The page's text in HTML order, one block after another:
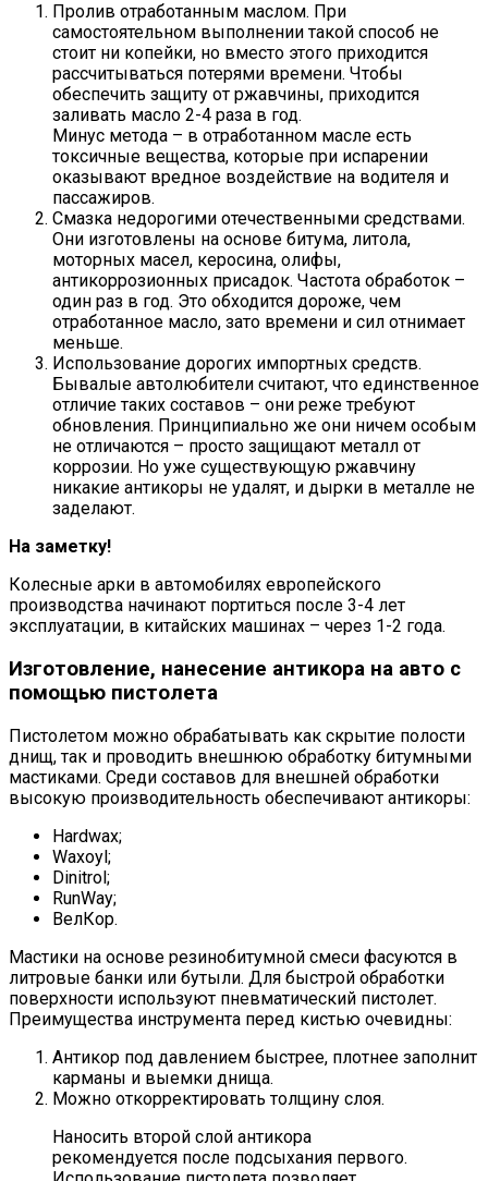
Пролив отработанным маслом. При
самостоятельном выполнении такой способ не
стоит ни копейки, но вместо этого приходится
рассчитываться потерями времени. Чтобы
обеспечить защиту от ржавчины, приходится
заливать масло 2-4 раза в год.
Минус метода – в отработанном масле есть
токсичные вещества, которые при испарении
оказывают вредное воздействие на водителя и
пассажиров.
Смазка недорогими отечественными средствами.
Они изготовлены на основе битума, литола,
моторных масел, керосина, олифы,
антикоррозионных присадок. Частота обработок –
один раз в год. Это обходится дороже, чем
отработанное масло, зато времени и сил отнимает
меньше.
Использование дорогих импортных средств.
Бывалые автолюбители считают, что единственное
отличие таких составов – они реже требуют
обновления. Принципиально же они ничем особым
не отличаются – просто защищают металл от
коррозии. Но уже существующую ржавчину
никакие антикоры не удалят, и дырки в металле не
заделают.
На заметку!
Колесные арки в автомобилях европейского
производства начинают портиться после 3-4 лет
эксплуатации, в китайских машинах – через 1-2 года.
Изготовление, нанесение антикора на авто с
помощью пистолета
Пистолетом можно обрабатывать как скрытие полости
днищ, так и проводить внешнюю обработку битумными
мастиками. Среди составов для внешней обработки
высокую производительность обеспечивают антикоры:
Hardwax;
Waxoyl;
Dinitrol;
RunWay;
ВелКор.
Мастики на основе резинобитумной смеси фасуются в
литровые банки или бутыли. Для быстрой обработки
поверхности используют пневматический пистолет.
Преимущества инструмента перед кистью очевидны:
Антикор под давлением быстрее, плотнее заполнит
карманы и выемки днища.
Можно откорректировать толщину слоя.
Наносить второй слой антикора
рекомендуется после подсыхания первого.